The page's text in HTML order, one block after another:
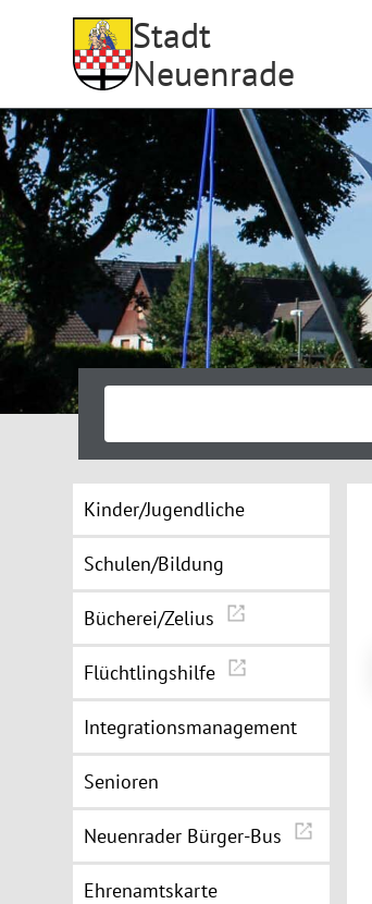
Stadt
Neuenrade
Kinder/Jugendliche
Schulen/Bildung
Bücherei/Zelius
Flüchtlingshilfe
Integrationsmanagement
Senioren
Neuenrader Bürger-Bus
Ehrenamtskarte